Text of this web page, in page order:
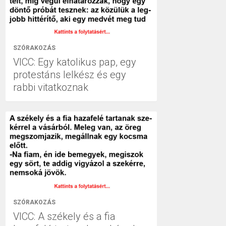
SZÓRAKOZÁS
VICC: Egy katolikus pap, egy
protestáns lelkész és egy
rabbi vitatkoznak
SZÓRAKOZÁS
VICC: A székely és a fia